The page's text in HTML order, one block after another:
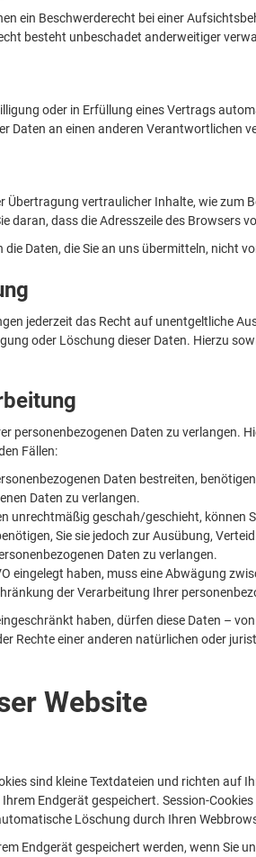
ein Beschwerderecht bei einer
besteht unbeschadet anderweitiger
oder in Erfüllung eines Vertrags
Daten an einen anderen Verantwortlichen
vertraulicher Inhalte, wie zum
daran, dass die Adresszeile des Browsers
Daten, die Sie an uns übermitteln, nicht
jederzeit das Recht auf unentgeltliche
oder Löschung dieser Daten. Hierzu
personenbezogenen Daten zu verlangen.
Fällen:
Daten bestreiten,
Daten zu verlangen.
unrechtmäßig geschah/geschieht,
Sie sie jedoch zur Ausübung,
Daten zu verlangen.
eingelegt haben, muss eine Abwägung
der Verarbeitung Ihrer
haben, dürfen diese Daten –
Rechte einer anderen natürlichen oder
Website
sind kleine Textdateien und richten
Endgerät gespeichert. Session-
Löschung durch Ihren
Endgerät gespeichert werden, wenn Sie